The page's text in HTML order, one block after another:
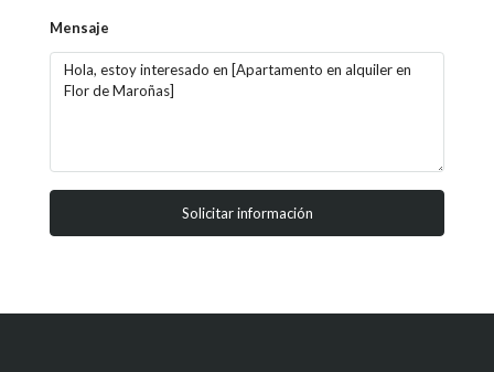
Mensaje
Solicitar información